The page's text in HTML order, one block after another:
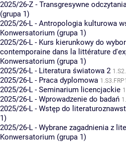
2025/26-Z - Transgresywne
(grupa 1)
2025/26-L - Antropologia kulturowa
Konwersatorium (grupa 1)
2025/26-L - Kurs kierunkowy do
contemporaine dans la littérature
Konwersatorium (grupa 1)
2025/26-L - Literatura światowa 2
2025/26-L - Praca dyplomowa
2025/26-L - Seminarium licencjackie
2025/26-L - Wprowadzenie do badań
2025/26-L - Wstęp do
1)
2025/26-L - Wybrane zagadnienia z
Konwersatorium (grupa 1)